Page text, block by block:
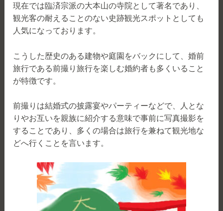
現在では臨済宗派の大本山の寺院として著名であり、
観光客の耐えることのない史跡観光スポットとしても
人気になっております。
こうした歴史のある建物や庭園をバックにして、婚前
旅行である前撮り旅行を楽しむ婚約者も多くいること
が特徴です。
前撮りは結婚式の披露宴やパーティーなどで、人とな
りやお互いを親族に紹介する意味で事前に写真撮影を
することであり、多くの場合は旅行を兼ねて観光地な
どへ行くことを言います。